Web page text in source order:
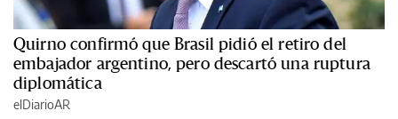
Quirno confirmó que Brasil pidió el retiro del
embajador argentino, pero descartó una ruptura
diplomática
elDiarioAR